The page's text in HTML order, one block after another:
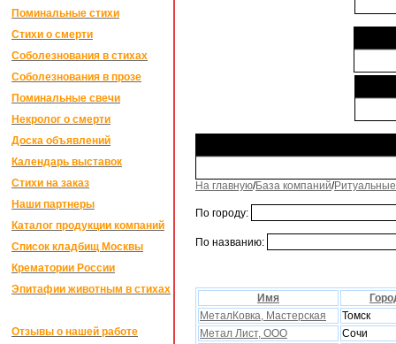
Поминальные стихи
Стихи о смерти
Соболезнования в стихах
Соболезнования в прозе
Поминальные свечи
Некролог о смерти
Доска объявлений
Календарь выставок
Стихи на заказ
Наши партнеры
Каталог продукции компаний
Список кладбищ Москвы
Крематории России
Эпитафии животным в стихах
Отзывы о нашей работе
На главную/База компаний/
По городу:
По названию:
Имя
МеталКовка, Мастерская
Томск
Метал Лист, ООО
Сочи